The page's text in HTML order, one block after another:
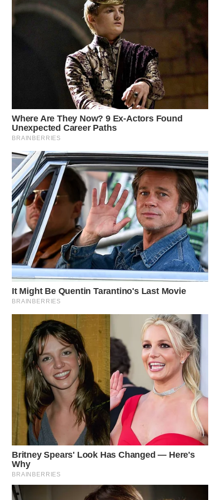
WN
WN
BINTAN
WN
MANDALIKA
WN
LIKUPANG
WN
LABUANBAJO
WN
BORNEO
Wahana
WAHANA
NEWS
WAHANA
TANI
WAHANA
ADVOKAT
WAHANA
INFRASTRUKTUR
WAHANA
KONSUMEN